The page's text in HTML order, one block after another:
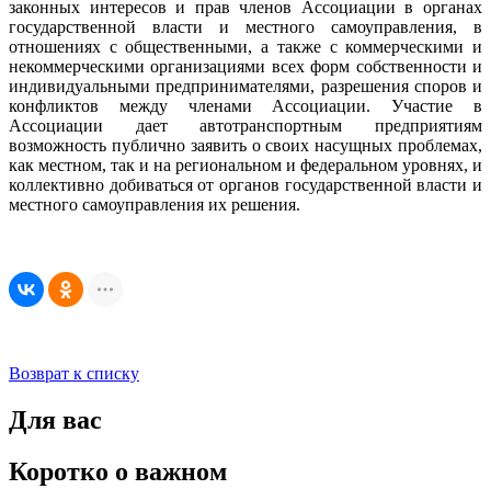
законных интересов и прав членов Ассоциации в органах
государственной власти и местного самоуправления, в
отношениях с общественными, а также с коммерческими и
некоммерческими организациями всех форм собственности и
индивидуальными предпринимателями, разрешения споров и
конфликтов между членами Ассоциации. Участие в
Ассоциации дает автотранспортным предприятиям
возможность публично заявить о своих насущных проблемах,
как местном, так и на региональном и федеральном уровнях, и
коллективно добиваться от органов государственной власти и
местного самоуправления их решения.
Возврат к списку
Для вас
Коротко о важном